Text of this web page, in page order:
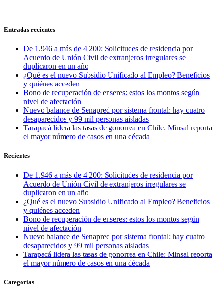
Entradas recientes
De 1.946 a más de 4.200: Solicitudes de residencia por
Acuerdo de Unión Civil de extranjeros irregulares se
duplicaron en un año
¿Qué es el nuevo Subsidio Unificado al Empleo? Beneficios
y quiénes acceden
Bono de recuperación de enseres: estos los montos según
nivel de afectación
Nuevo balance de Senapred por sistema frontal: hay cuatro
desaparecidos y 99 mil personas aisladas
Tarapacá lidera las tasas de gonorrea en Chile: Minsal reporta
el mayor número de casos en una década
Recientes
De 1.946 a más de 4.200: Solicitudes de residencia por
Acuerdo de Unión Civil de extranjeros irregulares se
duplicaron en un año
¿Qué es el nuevo Subsidio Unificado al Empleo? Beneficios
y quiénes acceden
Bono de recuperación de enseres: estos los montos según
nivel de afectación
Nuevo balance de Senapred por sistema frontal: hay cuatro
desaparecidos y 99 mil personas aisladas
Tarapacá lidera las tasas de gonorrea en Chile: Minsal reporta
el mayor número de casos en una década
Categorias